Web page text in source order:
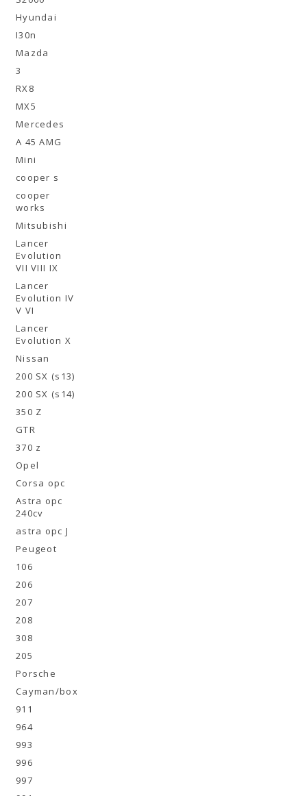
Hyundai
I30n
Mazda
3
RX8
MX5
Mercedes
A 45 AMG
Mini
cooper s
cooper
works
Mitsubishi
Lancer
Evolution
VII VIII IX
Lancer
Evolution IV
V VI
Lancer
Evolution X
Nissan
200 SX (s13)
200 SX (s14)
350 Z
GTR
370 z
Opel
Corsa opc
Astra opc
240cv
astra opc J
Peugeot
106
206
207
208
308
205
Porsche
Cayman/boxster
911
964
993
996
997